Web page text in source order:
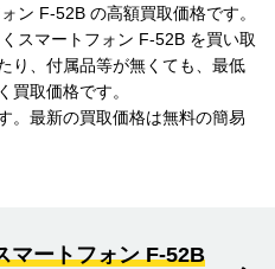
ン F-52B の高額買取価格です。
スマートフォン F-52B を買い取
り、付属品等が無くても、最低
買取価格です。
。最新の買取価格は無料の簡易
マートフォン F-52B